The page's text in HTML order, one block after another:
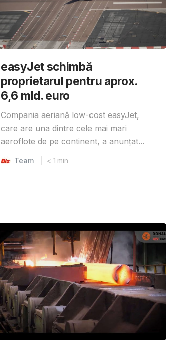
easyJet schimbă
proprietarul pentru aprox.
6,6 mld. euro
Compania aeriană low-cost easyJet,
care are una dintre cele mai mari
aeroflote de pe continent, a anunțat...
Team < 1 min